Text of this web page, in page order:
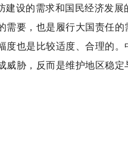
设的需求和国民经济发展
要，也是履行大国责任的
度也是比较适度、合理的。
威胁，反而是维护地区稳定